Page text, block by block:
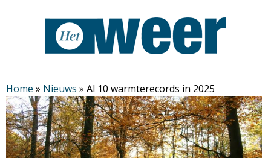
en
naar
algemene
inhoud
gaan
H
e
t
Home » Nieuws » Al 10 warmterecords in 2025